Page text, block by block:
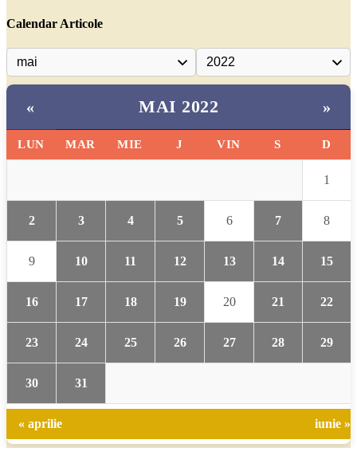
Calendar Articole
« MAI 2022 »
LUN MAR MIE J VIN S D
1
2 3 4 5 6 7 8
9 10 11 12 13 14 15
16 17 18 19 20 21 22
23 24 25 26 27 28 29
30 31
« aprilie iunie »